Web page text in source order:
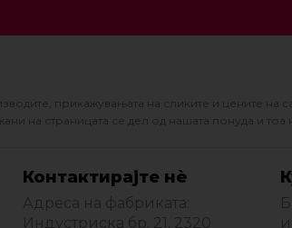
прикажувањата на сликите и цените на
на страницата се дел од нашата понуда и тоа
Контактирајте нè
Адреса на фабриката:
Индустриска бр. 21, 2320